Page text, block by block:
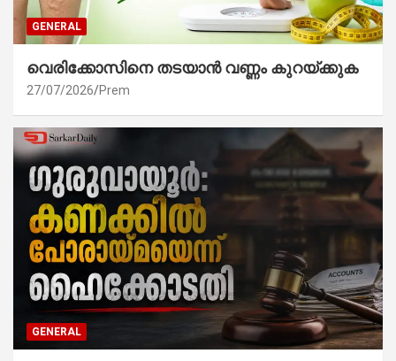
GENERAL
വെരിക്കോസിനെ തടയാൻ വണ്ണം കുറയ്ക്കുക
27/07/2026 Prem
GENERAL